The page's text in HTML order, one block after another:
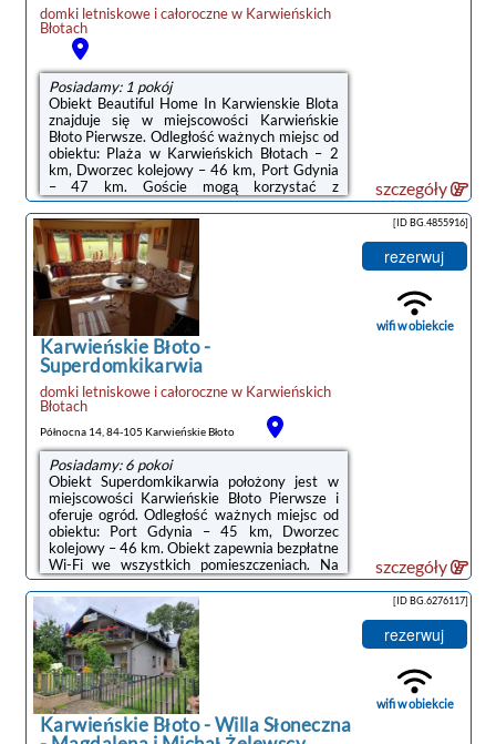
domki letniskowe i całorocznew Karwieńskich
Błotach
Posiadamy: 1 pokój
Obiekt Beautiful Home In Karwienskie Blota
znajduje się w miejscowości Karwieńskie
Błoto Pierwsze. Odległość ważnych miejsc od
obiektu: Plaża w Karwieńskich Błotach – 2
km, Dworzec kolejowy – 46 km, Port Gdynia
– 47 km. Goście mogą korzystać z
bezpłatnego WiFi we wszystkich
pomieszczeniach. Na terenie obiektu znajduje
się też prywatny parking.W domu
wakacyjnym zapewniono kilka sypialni (2),
salon, kuchnię z pełnym wyposażeniem i
jadalnią, a także łazienkę (1) z prysznicem.Na
terenie obiektu Beautiful Home In
Karwienskie Blota znajduje się taras
słoneczny.Odległość ...
szczegóły
Karwieńskie Błoto-
Superdomkikarwia
domki letniskowe i całorocznew Karwieńskich
Błotach
Północna 14, 84-105 Karwieńskie Błoto
Posiadamy: 6 pokoi
Obiekt Superdomkikarwia położony jest w
miejscowości Karwieńskie Błoto Pierwsze i
oferuje ogród. Odległość ważnych miejsc od
obiektu: Port Gdynia – 45 km, Dworzec
kolejowy – 46 km. Obiekt zapewnia bezpłatne
Wi-Fi we wszystkich pomieszczeniach. Na
terenie obiektu dostępny jest też prywatny
parking.W obiekcie zapewniono część
wypoczynkową z telewizorem z płaskim
ekranem, kuchnię z pełnym wyposażeniem, w
tym lodówką i płytą kuchenną, a także
prywatną łazienkę z prysznicem. Do
dyspozycji Gości jest też taras, a z okien
roztacza się widok na ogród.Odległość
ważnych ...
[ID BG.4855916]
rezerwuj
wifi w obiekcie
szczegóły
Karwieńskie Błoto-Willa Słoneczna
[ID BG.6276117]
rezerwuj
wifi w obiekcie